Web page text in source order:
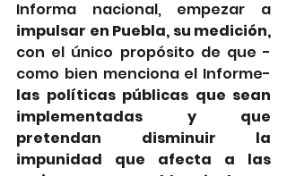
con el único propósito de que -
las políticas públicas que sean
implementadas y que
pretendan disminuir la
impunidad que afecta a las